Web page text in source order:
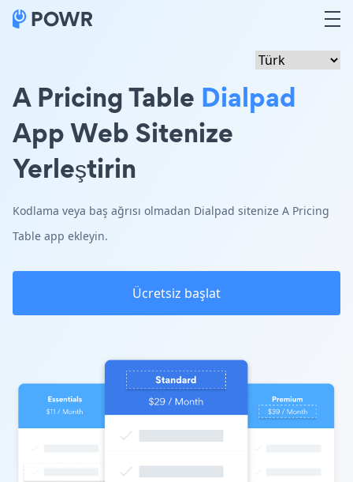
A Pricing Table Dialpad
App Web Sitenize
Yerleştirin
Kodlama veya baş ağrısı olmadan Dialpad sitenize A Pricing
Table app ekleyin.
Ücretsiz başlat